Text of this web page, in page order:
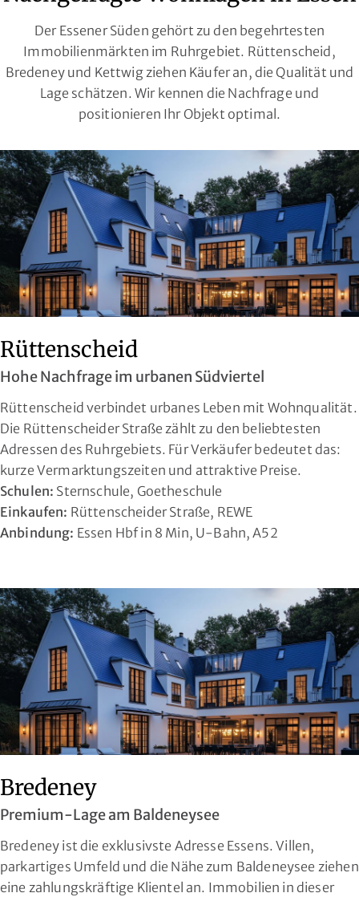
Der Essener Süden gehört zu den begehrtesten
Immobilienmärkten im Ruhrgebiet. Rüttenscheid,
Bredeney und Kettwig ziehen Käufer an, die Qualität und
Lage schätzen. Wir kennen die Nachfrage und
positionieren Ihr Objekt optimal.
Rüttenscheid
Hohe Nachfrage im urbanen Südviertel
Rüttenscheid verbindet urbanes Leben mit Wohnqualität.
Die Rüttenscheider Straße zählt zu den beliebtesten
Adressen des Ruhrgebiets. Für Verkäufer bedeutet das:
kurze Vermarktungszeiten und attraktive Preise.
Schulen: Sternschule, Goetheschule
Einkaufen: Rüttenscheider Straße, REWE
Anbindung: Essen Hbf in 8 Min, U-Bahn, A52
Bredeney
Premium-Lage am Baldeneysee
Bredeney ist die exklusivste Adresse Essens. Villen,
parkartiges Umfeld und die Nähe zum Baldeneysee ziehen
eine zahlungskräftige Klientel an. Immobilien in dieser